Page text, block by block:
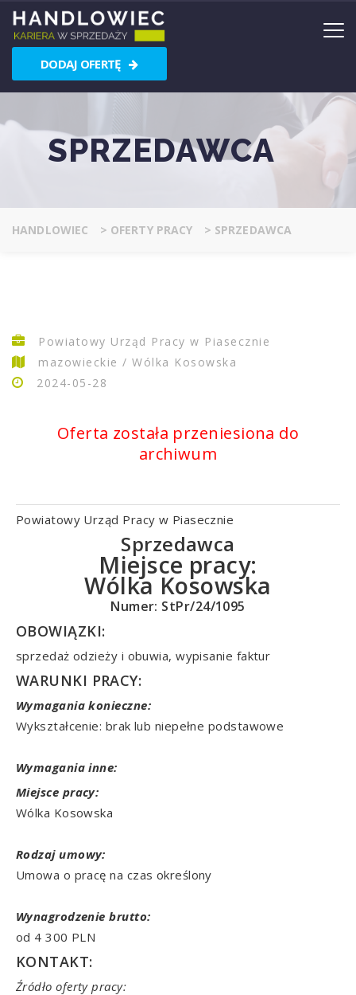
DODAJ OFERTĘ
SPRZEDAWCA
HANDLOWIEC > OFERTY PRACY > SPRZEDAWCA
Powiatowy Urząd Pracy w Piasecznie
mazowieckie / Wólka Kosowska
2024-05-28
Oferta została przeniesiona do
archiwum
Powiatowy Urząd Pracy w Piasecznie
Sprzedawca
Miejsce pracy:
Wólka Kosowska
Numer: StPr/24/1095
OBOWIĄZKI:
sprzedaż odzieży i obuwia, wypisanie faktur
WARUNKI PRACY:
Wymagania konieczne:
Wykształcenie: brak lub niepełne podstawowe
Wymagania inne:
Miejsce pracy:
Wólka Kosowska
Rodzaj umowy:
Umowa o pracę na czas określony
Wynagrodzenie brutto:
od 4 300 PLN
KONTAKT:
Źródło oferty pracy: